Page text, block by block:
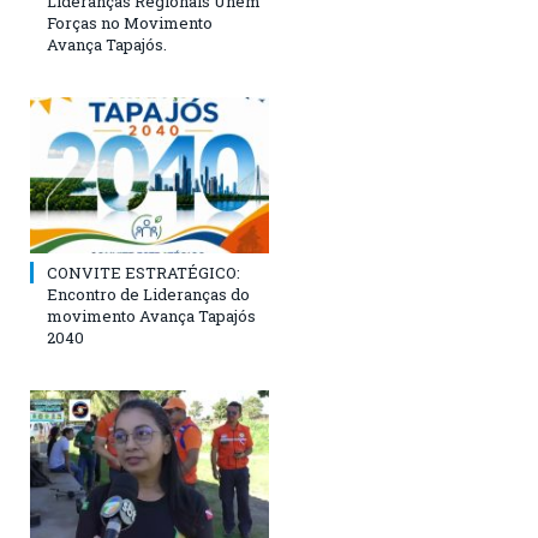
Forças no Movimento
Avança Tapajós.
CONVITE ESTRATÉGICO:
Encontro de Lideranças do
movimento Avança Tapajós
2040